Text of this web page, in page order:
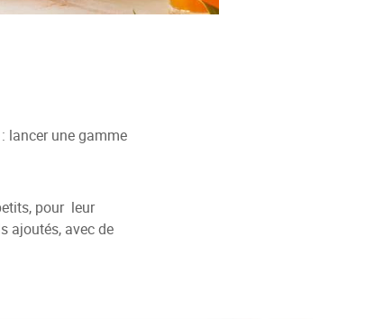
lancer une gamme
pour leur
ajoutés, avec de